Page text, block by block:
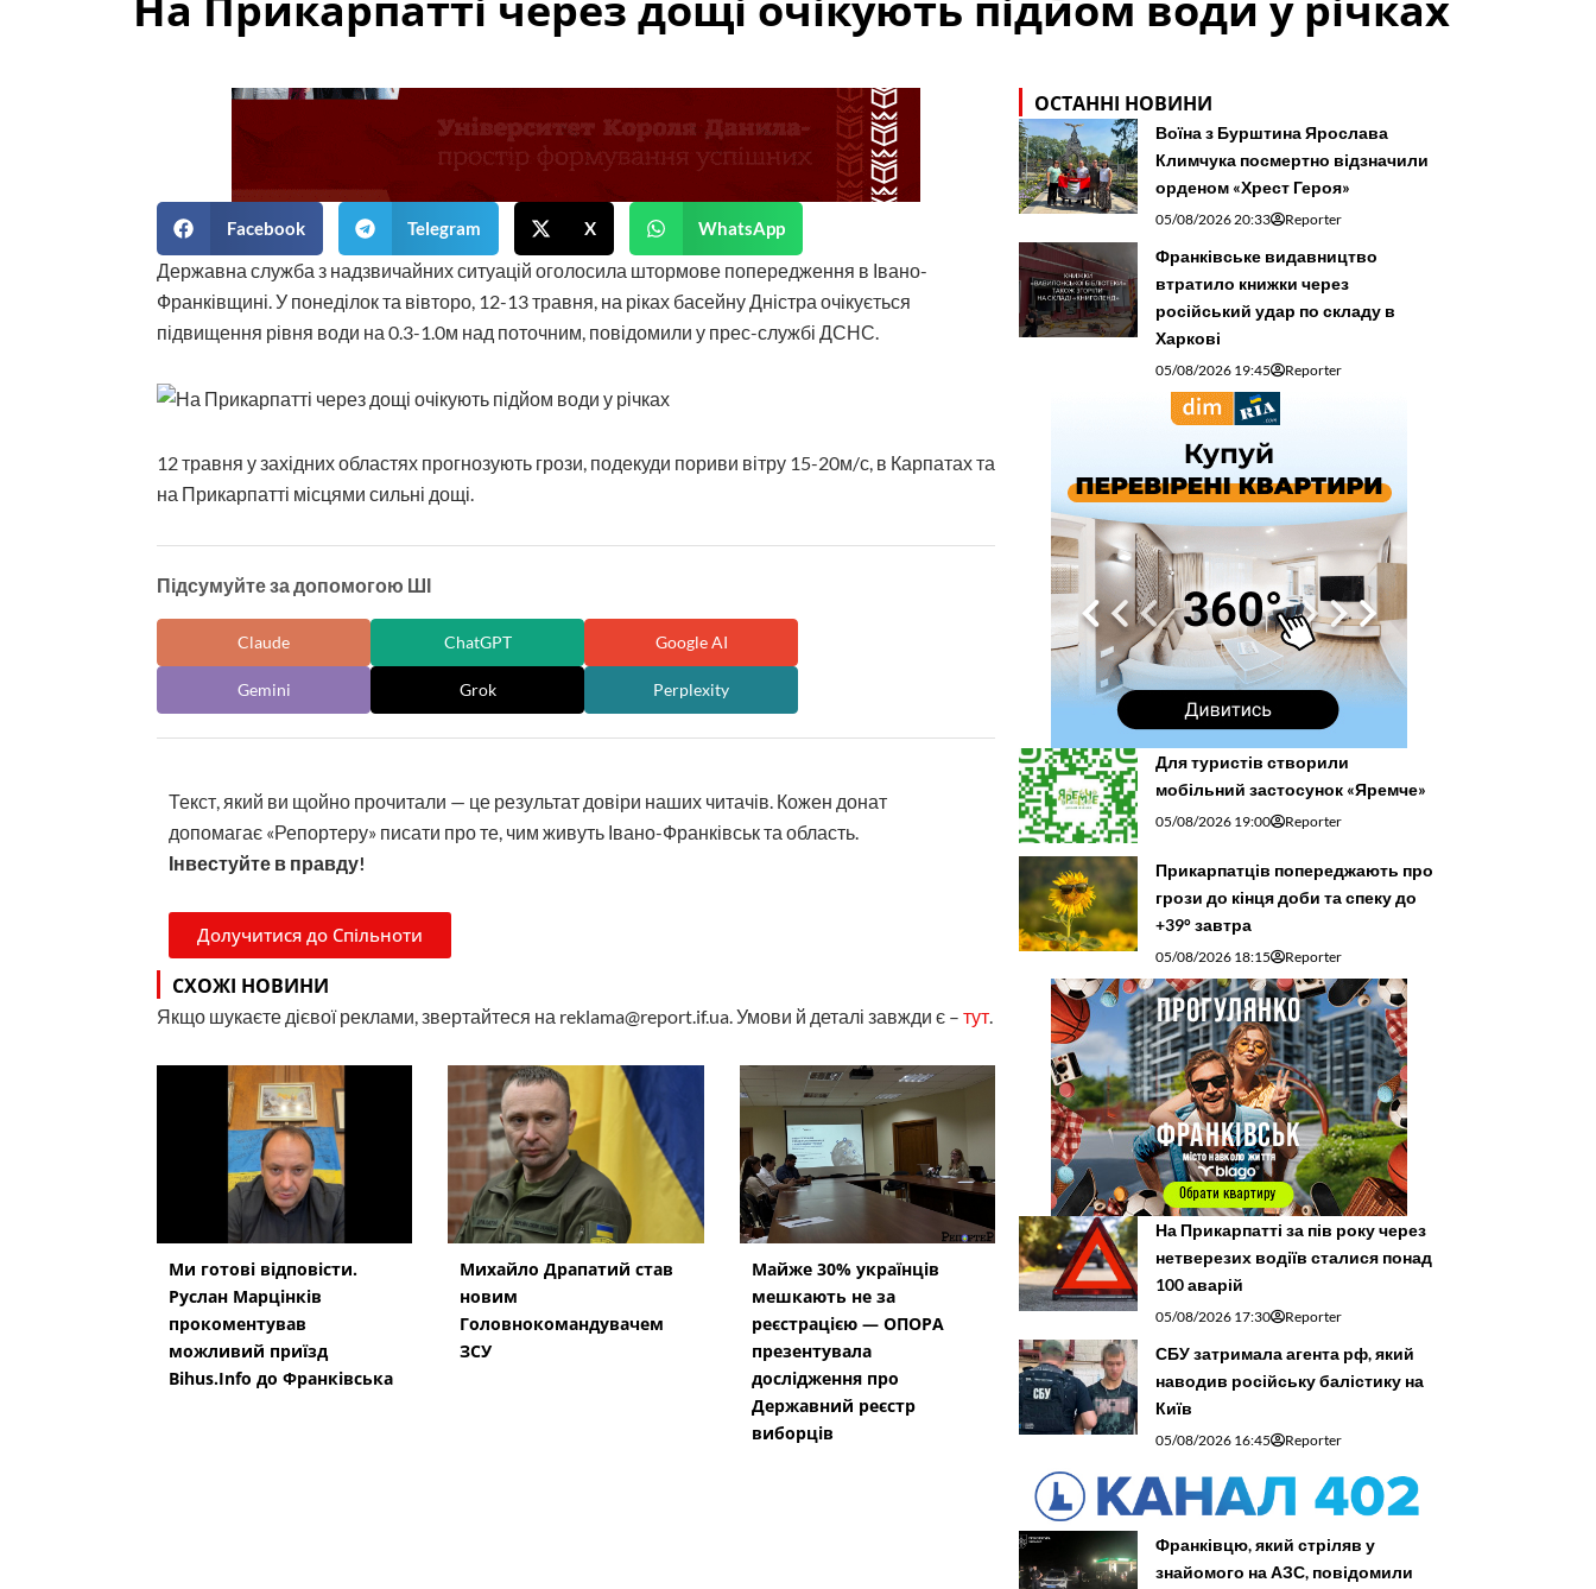
Facebook Telegram X WhatsApp
Державна служба з надзвичайних ситуацій оголосила штормове попередження в Івано-
Франківщині. У понеділок та вівторо, 12-13 травня, на ріках басейну Дністра очікується
підвищення рівня води на 0.3-1.0м над поточним, повідомили у прес-службі ДСНС.
12 травня у західних областях прогнозують грози, подекуди пориви вітру 15-20м/с, в Карпатах та
на Прикарпатті місцями сильні дощі.
Підсумуйте за допомогою ШІ
Claude ChatGPT Google AI
Gemini Grok Perplexity
Текст, який ви щойно прочитали — це результат довіри наших читачів. Кожен донат
допомагає «Репортеру» писати про те, чим живуть Івано-Франківськ та область.
Інвестуйте в правду!
Долучитися до Спільноти
СХОЖІ НОВИНИ
Якщо шукаєте дієвої реклами, звертайтеся на reklama@report.if.ua. Умови й деталі завжди є – тут
Ми готові відповісти.
Руслан Марцінків
прокоментував
можливий приїзд
Bihus.Info до Франківська
Михайло Драпатий став
новим
Головнокомандувачем
ЗСУ
Майже 30% українців
мешкають не за
реєстрацією — ОПОРА
презентувала
дослідження про
Державний реєстр
виборців
ОСТАННІ НОВИНИ
Воїна з Бурштина Ярослава
Климчука посмертно відзначили
орденом «Хрест Героя»
05/08/2026 20:33 Reporter
Франківське видавництво
втратило книжки через
російський удар по складу в
Харкові
05/08/2026 19:45 Reporter
Для туристів створили
мобільний застосунок «Яремче»
05/08/2026 19:00 Reporter
Прикарпатців попереджають про
грози до кінця доби та спеку до
+39° завтра
05/08/2026 18:15 Reporter
На Прикарпатті за пів року через
нетверезих водіїв сталися понад
100 аварій
05/08/2026 17:30 Reporter
СБУ затримала агента рф, який
наводив російську балістику на
Київ
05/08/2026 16:45 Reporter
Франківцю, який стріляв у
знайомого на АЗС, повідомили